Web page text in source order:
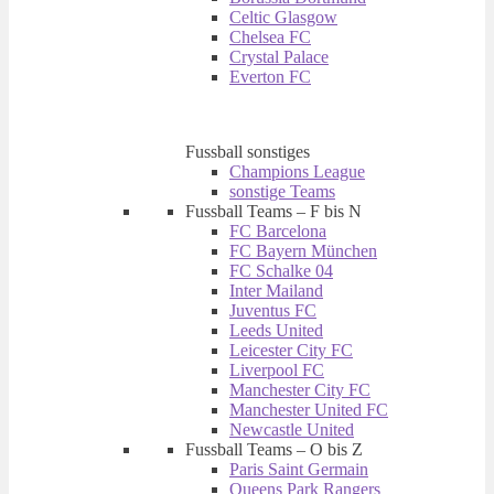
Celtic Glasgow
Chelsea FC
Crystal Palace
Everton FC
Fussball sonstiges
Champions League
sonstige Teams
Fussball Teams – F bis N
FC Barcelona
FC Bayern München
FC Schalke 04
Inter Mailand
Juventus FC
Leeds United
Leicester City FC
Liverpool FC
Manchester City FC
Manchester United FC
Newcastle United
Fussball Teams – O bis Z
Paris Saint Germain
Queens Park Rangers